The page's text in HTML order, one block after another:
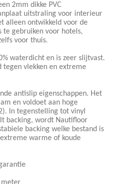
2mm dikke PVC
uitstraling voor interieur
alleen ontwikkeld voor de
gebruiken voor hotels,
voor thuis.
waterdicht en is zeer slijtvast.
tegen vlekken en extreme
antislip eigenschappen. Het
en voldoet aan hoge
In tegenstelling tot vinyl
backing, wordt Nautifloor
backing welke bestand is
warme of koude